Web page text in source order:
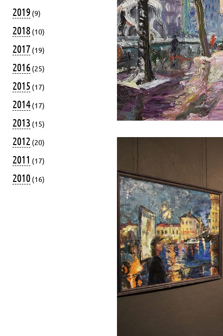
2019 (9)
2018 (10)
2017 (19)
2016 (25)
2015 (17)
2014 (17)
2013 (15)
2012 (20)
2011 (17)
2010 (16)